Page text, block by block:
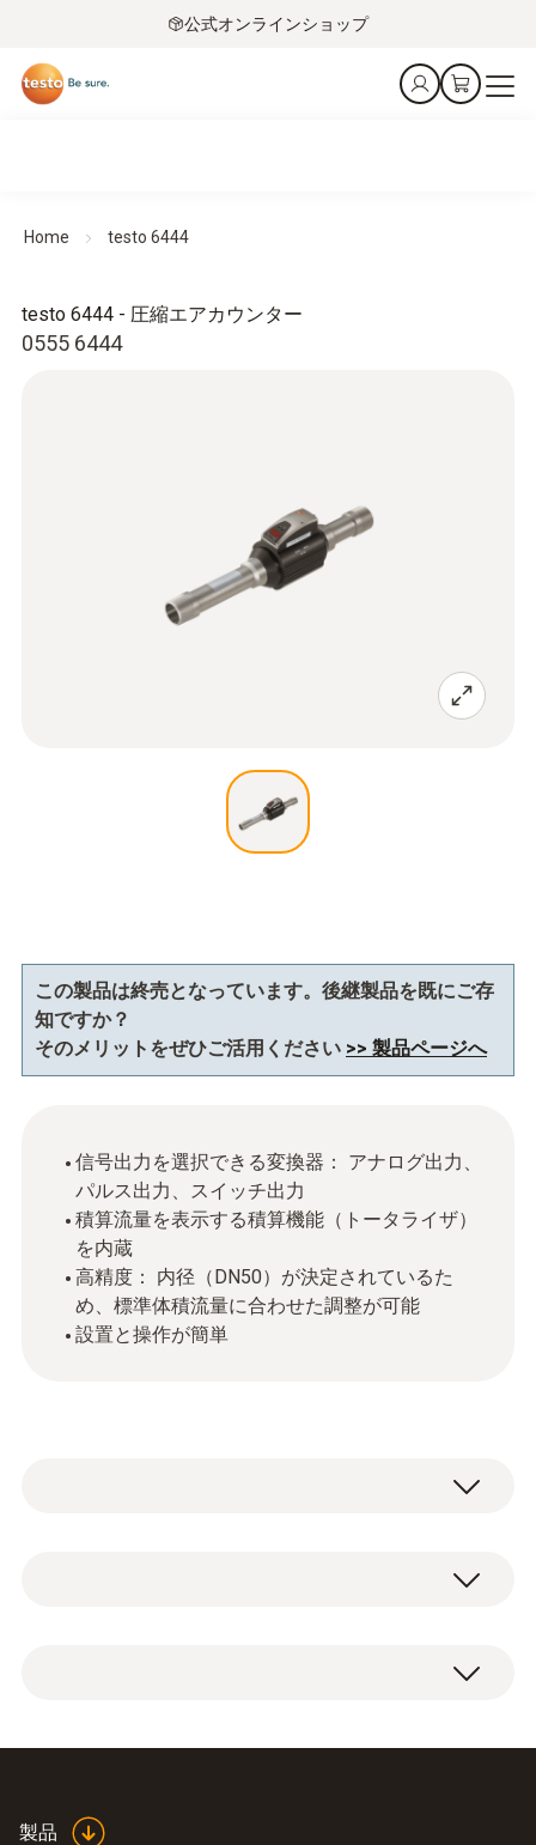
公式オンラインショップ
Home testo 6444
0555 6444
testo 6444 - 圧縮エアカウンター
この製品は終売となっています。後継製品を既にご存
知ですか？
そのメリットをぜひご活用ください >> 製品ページへ
信号出力を選択できる変換器： アナログ出力、
パルス出力、スイッチ出力
積算流量を表示する積算機能（トータライザ）
を内蔵
高精度： 内径（DN50）が決定されているた
め、標準体積流量に合わせた調整が可能
設置と操作が簡単
圧縮エアは、プラントでの重要なエネルギー
ロジーによる管理は、エア消費量の「見える
testo 6444 圧縮エア流量計は、コンプレッサ
製品